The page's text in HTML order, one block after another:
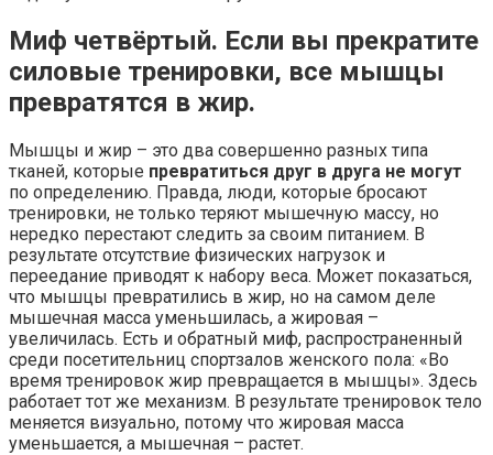
Миф четвёртый. Если вы прекратите
силовые тренировки, все мышцы
превратятся в жир.
Мышцы и жир – это два совершенно разных типа
тканей, которые превратиться друг в друга не могут
по определению. Правда, люди, которые бросают
тренировки, не только теряют мышечную массу, но
нередко перестают следить за своим питанием. В
результате отсутствие физических нагрузок и
переедание приводят к набору веса. Может показаться,
что мышцы превратились в жир, но на самом деле
мышечная масса уменьшилась, а жировая –
увеличилась. Есть и обратный миф, распространенный
среди посетительниц спортзалов женского пола: «Во
время тренировок жир превращается в мышцы». Здесь
работает тот же механизм. В результате тренировок тело
меняется визуально, потому что жировая масса
уменьшается, а мышечная – растет.